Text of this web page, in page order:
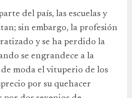
del país, las escuelas y
sin embargo, la profesión
y se ha perdido la
se engrandece a la
moda el vituperio de los
por su quehacer